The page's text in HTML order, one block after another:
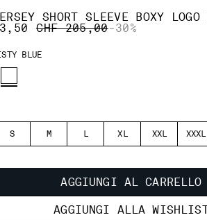
SHORT SLEEVE BOXY LOGO
PRICE REDUCED FROM
CHF 205,00TO
-30%
BLUE
S M L XL XXL XXXL
AGGIUNGI AL CARRELLO
AGGIUNGI ALLA